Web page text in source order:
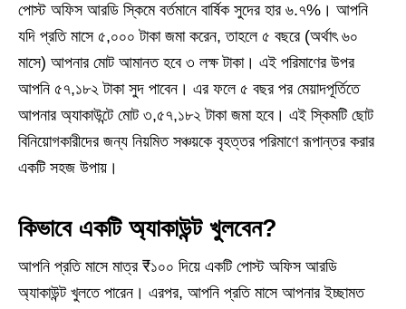
পোস্ট অফিস আরডি স্কিমে বর্তমানে বার্ষিক সুদের হার ৬.৭%। আপনি
যদি প্রতি মাসে ৫,০০০ টাকা জমা করেন, তাহলে ৫ বছরে (অর্থাৎ ৬০
মাসে) আপনার মোট আমানত হবে ৩ লক্ষ টাকা। এই পরিমাণের উপর
আপনি ৫৭,১৮২ টাকা সুদ পাবেন। এর ফলে ৫ বছর পর মেয়াদপূর্তিতে
আপনার অ্যাকাউন্টে মোট ৩,৫৭,১৮২ টাকা জমা হবে। এই স্কিমটি ছোট
বিনিয়োগকারীদের জন্য নিয়মিত সঞ্চয়কে বৃহত্তর পরিমাণে রূপান্তর করার
একটি সহজ উপায়।
কিভাবে একটি অ্যাকাউন্ট খুলবেন?
আপনি প্রতি মাসে মাত্র ₹১০০ দিয়ে একটি পোস্ট অফিস আরডি
অ্যাকাউন্ট খুলতে পারেন। এরপর, আপনি প্রতি মাসে আপনার ইচ্ছামত